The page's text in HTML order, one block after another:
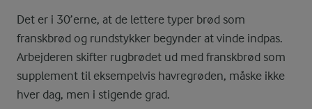
Det er i 30’erne, at de lettere typer brød som
franskbrød og rundstykker begynder at vinde indpas.
Arbejderen skifter rugbrødet ud med franskbrød som
supplement til eksempelvis havregrøden, måske ikke
hver dag, men i stigende grad.